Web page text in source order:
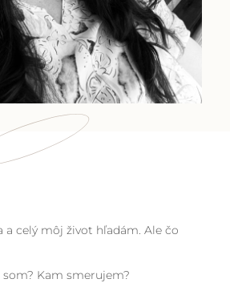
a celý môj život hľadám. Ale čo
Kam smerujem?